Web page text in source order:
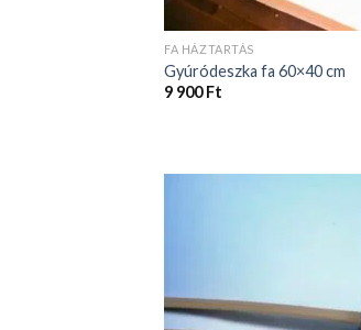
FA HÁZTARTÁS
Gyúródeszka fa 60×40 cm
9 900Ft